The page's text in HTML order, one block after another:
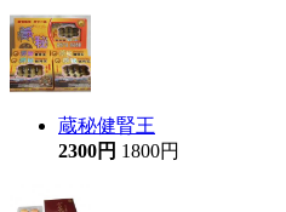
蔵秘健腎王
2300円 1800円